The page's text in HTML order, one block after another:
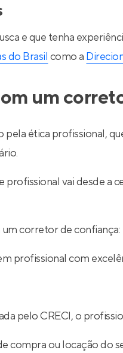
e que tenha
do Brasil como a
um
ética profissional,
profissional vai desde
um corretor de confiança:
profissional com
pelo CRECI, o
compra ou locação do